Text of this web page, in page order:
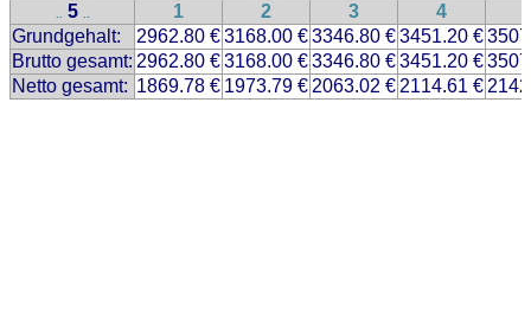
.. 5 .. 1 2 3 4
Grundgehalt:
2962.80 €3168.00 €3346.80 €3451.20 €
Brutto gesamt: 2962.80 €3168.00 €3346.80 €3451.20 €
Netto gesamt: 1869.78 € 1973.79 € 2063.02 € 2114.61 €